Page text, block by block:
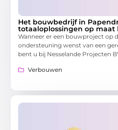
Het bouwbedrijf in
totaaloplossingen op maat
Wanneer er een bouwproject op
ondersteuning wenst van een
bent u bij Nesselande Projecten
Verbouwen